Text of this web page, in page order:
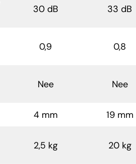
30 dB 33 dB
0,9 0,8
Nee Nee
4 mm 19 mm
2,5 kg 20 kg